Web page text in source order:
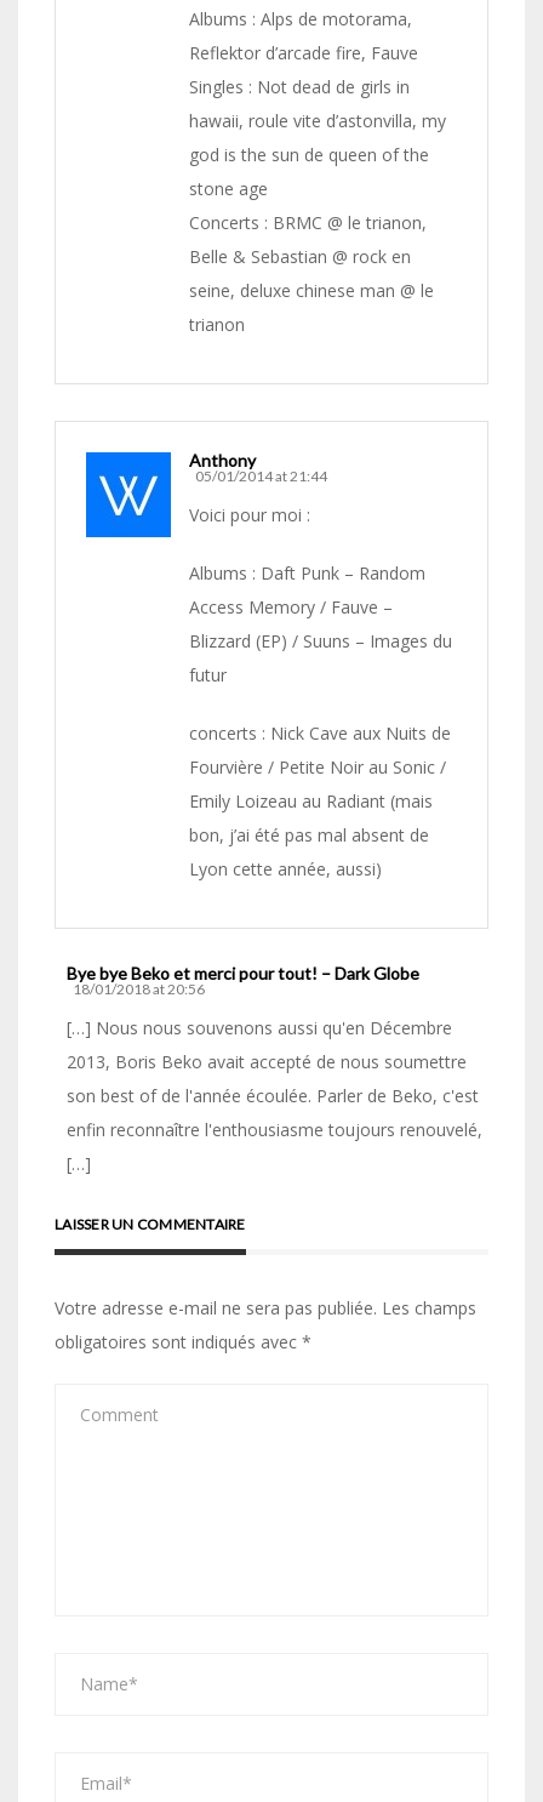
Albums : Alps de motorama,
Reflektor d’arcade fire, Fauve
Singles : Not dead de girls in
hawaii, roule vite d’astonvilla, my
god is the sun de queen of the
stone age
Concerts : BRMC @ le trianon,
Belle & Sebastian @ rock en
seine, deluxe chinese man @ le
trianon
Anthony
05/01/2014 at 21:44
Voici pour moi :
Albums : Daft Punk – Random
Access Memory / Fauve –
Blizzard (EP) / Suuns – Images du
futur
concerts : Nick Cave aux Nuits de
Fourvière / Petite Noir au Sonic /
Emily Loizeau au Radiant (mais
bon, j’ai été pas mal absent de
Lyon cette année, aussi)
Bye bye Beko et merci pour tout! – Dark Globe
18/01/2018 at 20:56
[…] Nous nous souvenons aussi qu'en Décembre
2013, Boris Beko avait accepté de nous soumettre
son best of de l'année écoulée. Parler de Beko, c'est
enfin reconnaître l'enthousiasme toujours renouvelé,
[…]
LAISSER UN COMMENTAIRE
Votre adresse e-mail ne sera pas publiée. Les champs
obligatoires sont indiqués avec *